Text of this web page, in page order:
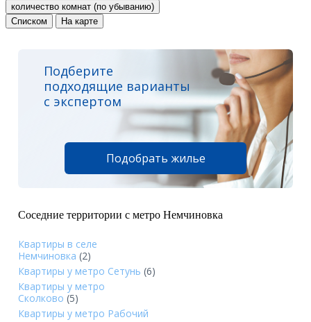
количество комнат (по убыванию)
Списком
На карте
Подберите
подходящие варианты
с экспертом
Подобрать жилье
Соседние территории с метро Немчиновка
Квартиры в селе
Немчиновка (2)
Квартиры у метро Сетунь (6)
Квартиры у метро
Сколково (5)
Квартиры у метро Рабочий